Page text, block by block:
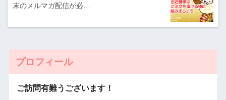
末のメルマガ配信が必…
プロフィール
ご訪問有難うございます！